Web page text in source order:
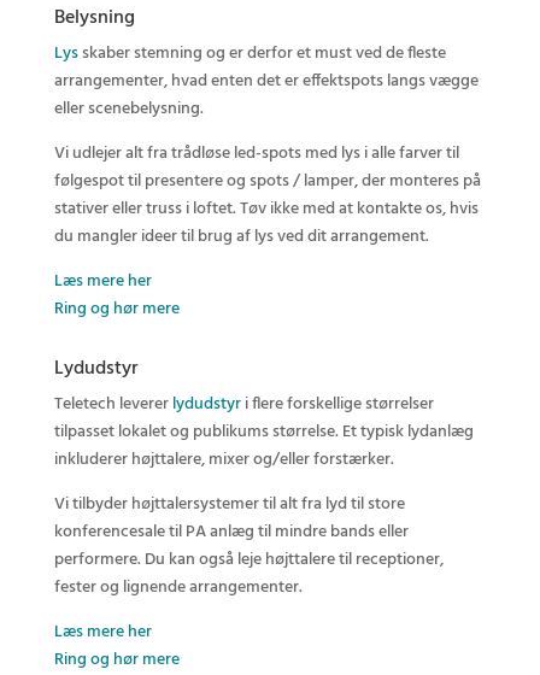
Belysning
Lysskaber stemning og er derfor et must ved de fleste
arrangementer, hvad enten det er effektspots langs vægge
eller scenebelysning.
Vi udlejer alt fra trådløse led-spots med lys i alle farver til
følgespot til presentere og spots / lamper, der monteres på
stativer eller truss i loftet. Tøv ikke med at kontakte os, hvis
du mangler ideer til brug af lys ved dit arrangement.
Læs mere her
Ring og hør mere
Lydudstyr
Teletech levererlydudstyri flere forskellige størrelser
tilpasset lokalet og publikums størrelse. Et typisk lydanlæg
inkluderer højttalere, mixer og/eller forstærker.
Vi tilbyder højttalersystemer til alt fra lyd til store
konferencesale til PA anlæg til mindre bands eller
performere. Du kan også leje højttalere til receptioner,
fester og lignende arrangementer.
Læs mere her
Ring og hør mere